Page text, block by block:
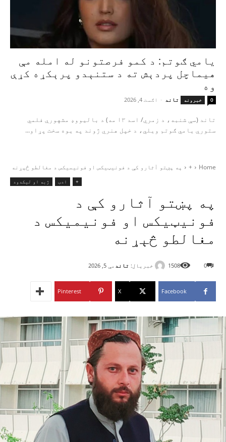
یامي ګوتم: د کمو فرصتونو له امله مې
هیماچل پردېش ته د ستنېدو پرېکړه کړې
وه
خبرونه تاند - اګست 4, 2026 0
تاند (سې شنبه، د زمري/ اسد ۱۳ مه) د بالیووډ مشهورې فلمي
ستورې یامي ګوتم ویلي، د خپل هنري ژوند په یوه سخت پړاو...